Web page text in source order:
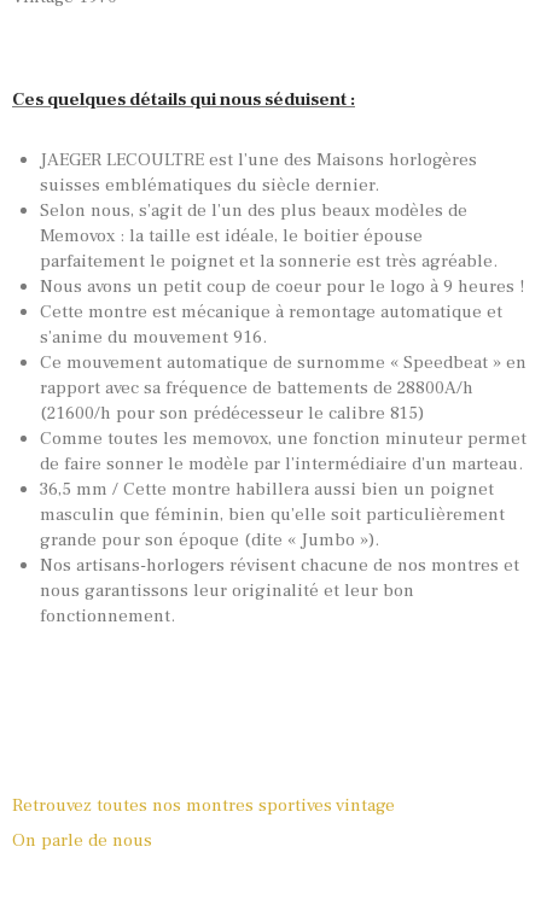
Ces quelques détails qui nous séduisent :
JAEGER LECOULTRE est l’une des Maisons horlogères
suisses emblématiques du siècle dernier.
Selon nous, s’agit de l’un des plus beaux modèles de
Memovox : la taille est idéale, le boitier épouse
parfaitement le poignet et la sonnerie est très agréable.
Nous avons un petit coup de coeur pour le logo à 9 heures !
Cette montre est mécanique à remontage automatique et
s’anime du mouvement 916.
Ce mouvement automatique de surnomme « Speedbeat » en
rapport avec sa fréquence de battements de 28800A/h
(21600/h pour son prédécesseur le calibre 815)
Comme toutes les memovox, une fonction minuteur permet
de faire sonner le modèle par l’intermédiaire d’un marteau.
36,5 mm / Cette montre habillera aussi bien un poignet
masculin que féminin, bien qu’elle soit particulièrement
grande pour son époque (dite « Jumbo »).
Nos artisans-horlogers révisent chacune de nos montres et
nous garantissons leur originalité et leur bon
fonctionnement.
Retrouvez toutes nos montres sportives vintage
On parle de nous